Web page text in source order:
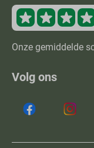
Onze gemiddelde
Volg ons